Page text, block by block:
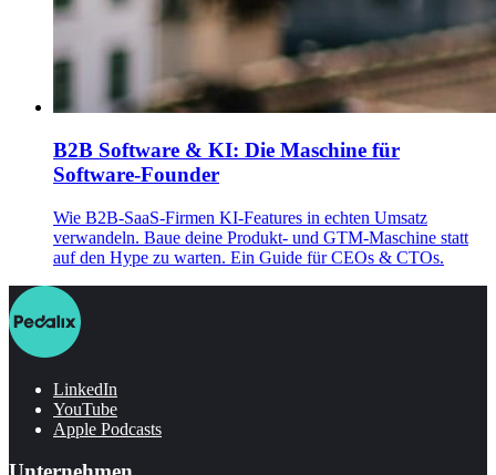
B2B Software & KI: Die Maschine für
Software-Founder
Wie B2B-SaaS-Firmen KI-Features in echten Umsatz
verwandeln. Baue deine Produkt- und GTM-Maschine statt
auf den Hype zu warten. Ein Guide für CEOs & CTOs.
LinkedIn
YouTube
Apple Podcasts